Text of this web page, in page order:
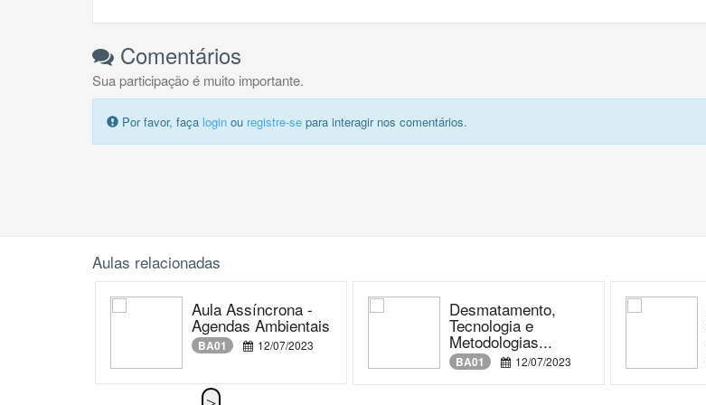
Comentários
Sua participação é muito importante.
Por favor, faça login ou registre-se para interagir nos comentários.
Aulas relacionadas
Aula Assíncrona -
Agendas Ambientais
BA01 12/07/2023
Desmatamento,
Tecnologia e
Metodologias...
BA01 12/07/2023